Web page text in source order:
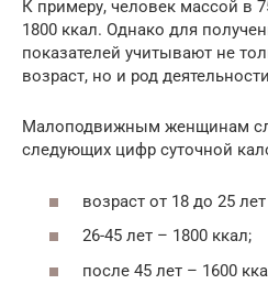
К примеру, человек массой в
1800 ккал. Однако для
показателей учитывают не
возраст, но и род
Малоподвижным женщинам
следующих цифр суточной
возраст от 18 до 25
26-45 лет – 1800 ккал;
после 45 лет – 1600